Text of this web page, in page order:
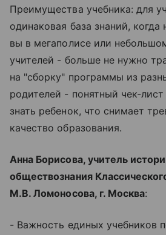
Преимущества учебника: для
одинаковая база знаний, когда
вы в мегаполисе или
учителей - больше не нужно
на "сборку" программы из
родителей - понятный чек-
знать ребенок, что снимает
качество образования.
Анна Борисова, учитель
обществознания
М.В. Ломоносова, г. Москва:
- Важность единых учебников